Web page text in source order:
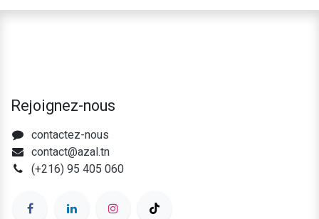
Rejoignez-nous
contactez-nous
contact@azal.tn
(+216) 95 405 060